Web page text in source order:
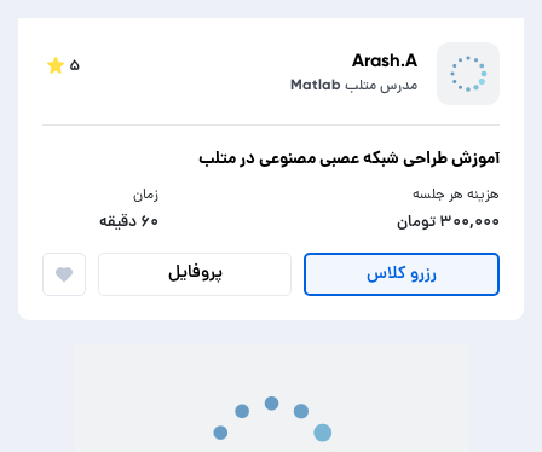
Arash.A
مدرس متلب Matlab
۵
آموزش طراحی شبکه عصبی مصنوعی در متلب
هزینه هر جلسه
۳۰۰,۰۰۰ تومان
زمان
۶۰ دقیقه
رزرو کلاس پروفایل